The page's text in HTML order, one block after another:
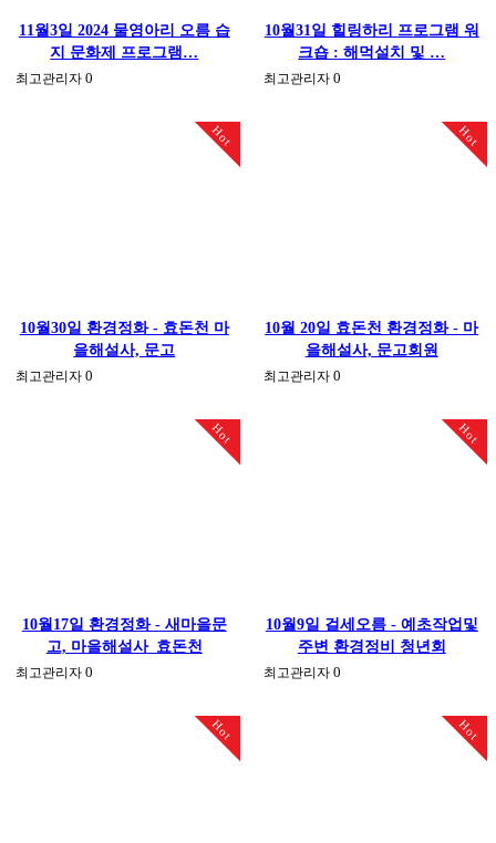
11월3일 2024 물영아리 오름 습
지 문화제 프로그램…
최고관리자 0
10월31일 힐링하리 프로그램 워
크숍 : 해먹설치 및 …
최고관리자 0
Hot
10월30일 환경정화 - 효돈천 마
을해설사, 문고
최고관리자 0
Hot
10월 20일 효돈천 환경정화 - 마
을해설사, 문고회원
최고관리자 0
Hot
10월17일 환경정화 - 새마을문
고, 마을해설사_효돈천
최고관리자 0
Hot
10월9일 걸세오름 - 예초작업및
주변 환경정비 청년회
최고관리자 0
Hot Hot